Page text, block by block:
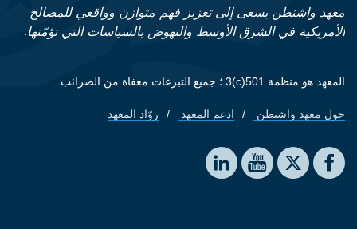
معهد واشنطن يسعى إلى تعزيز فهم متوازن وواقعي للمصالح
الأمريكية في الشرق الأوسط والنهوض بالسياسات التي تؤمّنها.
المعهد هو منظمة 501(c)3 ؛ جميع التبرعات معفاة من الضرائب.
Footer quick links
حول معهد واشنطن ادعم المعهد روّاد المعهد
Social media
The Washington Institute on Facebook
The Washington Institute on X
The Washington Institute on YouTube
The Washington Institute on LinkedIn